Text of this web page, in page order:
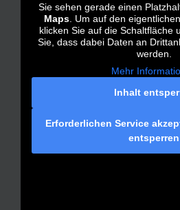
Sie sehen gerade einen
Maps . Um auf den
klicken Sie auf die Schaltfläche
Sie, dass dabei Daten an
werden.
Mehr
Inhalt
Erforderlichen Service
entsperren